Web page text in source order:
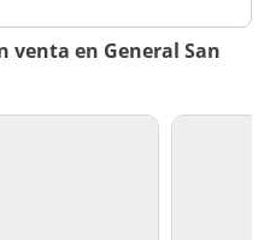
venta en General San